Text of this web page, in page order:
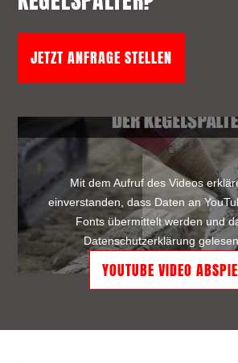
JETZT ANFRAGE STELLEN
Mit dem Aufruf des Videos
einverstanden, dass Daten an
Fonts übermittelt werden und
Datenschutzerklärung